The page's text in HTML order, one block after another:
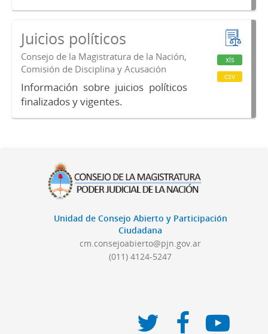
Juicios políticos
Consejo de la Magistratura de la Nación,
Comisión de Disciplina y Acusación
Información sobre juicios políticos
finalizados y vigentes.
xls
csv
Unidad de Consejo Abierto y Participación
Ciudadana
cm.consejoabierto@pjn.gov.ar
(011) 4124-5247